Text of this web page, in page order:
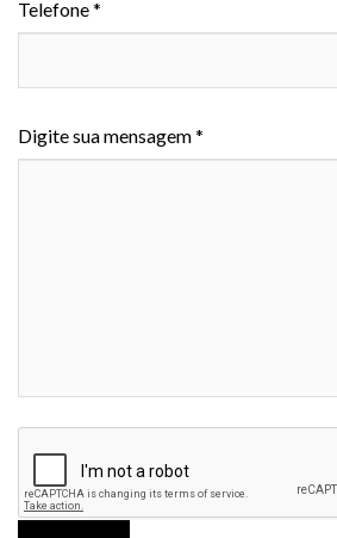
Telefone *
Digite sua mensagem *